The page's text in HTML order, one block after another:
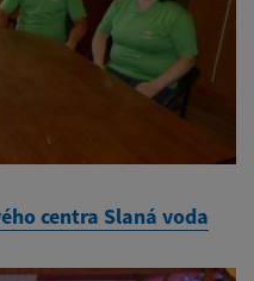
centra Slaná voda